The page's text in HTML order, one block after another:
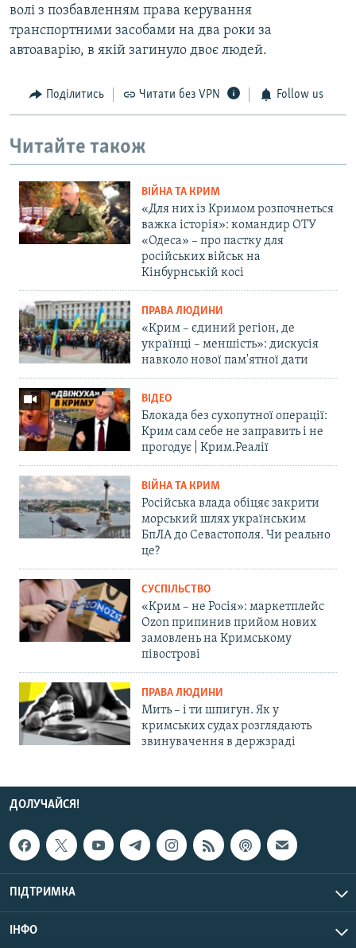
волі з позбавленням права керування
транспортними засобами на два роки за
автоаварію, в якій загинуло двоє людей.
Поділитись Читати без VPN Follow us
Читайте також
ВІЙНА ТА КРИМ
«Для них із Кримом розпочнеться
важка історія»: командир ОТУ
«Одеса» – про пастку для
російських військ на
Кінбурнській косі
ПРАВА ЛЮДИНИ
«Крим – єдиний регіон, де
українці – меншість»: дискусія
навколо нової пам'ятної дати
ВІДЕО
Блокада без сухопутної операції:
Крим сам себе не заправить і не
прогодує | Крим.Реалії
ВІЙНА ТА КРИМ
Російська влада обіцяє закрити
морський шлях українським
БпЛА до Севастополя. Чи реально
це?
СУСПІЛЬСТВО
«Крим – не Росія»: маркетплейс
Ozon припинив прийом нових
замовлень на Кримському
півострові
ПРАВА ЛЮДИНИ
Мить – і ти шпигун. Як у
кримських судах розглядають
звинувачення в держзраді
ДОЛУЧАЙСЯ!
ПІДТРИМКА
ІНФО